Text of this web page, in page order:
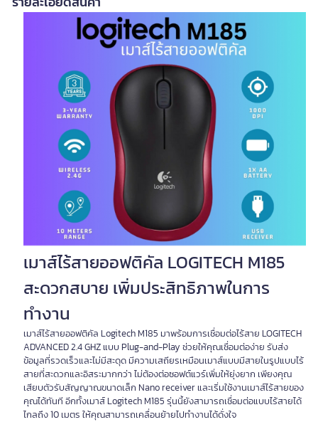
เมาส์ไร้สายออฟติคัล LOGITECH M185
สะดวกสบาย เพิ่มประสิทธิภาพในการ
ทำงาน
เมาส์ไร้สายออฟติคัล Logitech M185 มาพร้อมการเชื่อมต่อไร้สาย LOGITECH
ADVANCED 2.4 GHZ แบบ Plug-and-Play ช่วยให้คุณเชื่อมต่อง่าย รับส่ง
ข้อมูลที่รวดเร็วและไม่มีสะดุด มีความเสถียรเหมือนเมาส์แบบมีสายในรูปแบบไร้
สายที่สะดวกและอิสระมากกว่า ไม่ต้องต่อซอฟต์แวร์เพิ่มให้ยุ่งยาก เพียงคุณ
เสียบตัวรับสัญญาณขนาดเล็ก Nano receiver และเริ่มใช้งานเมาส์ไร้สายของ
คุณได้ทันที อีกทั้งเมาส์ Logitech M185 รุ่นนี้ยังสามารถเชื่อมต่อแบบไร้สายได้
ไกลถึง 10 เมตร ให้คุณสามารถเคลื่อนย้ายไปทำงานได้ดั่งใจ